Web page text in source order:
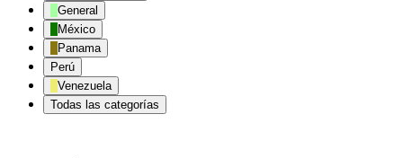
General
México
Panama
Perú
Venezuela
Todas las categorías